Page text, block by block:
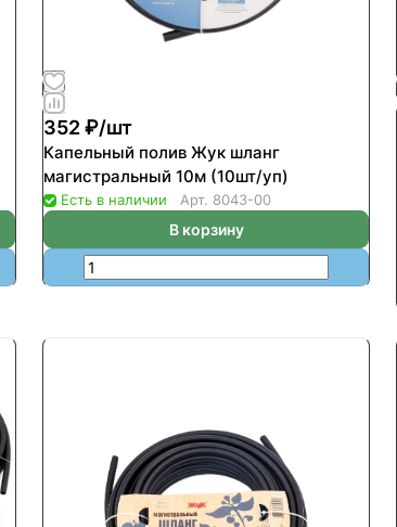
352 ₽/шт
Капельный полив Жук шланг
магистральный 10м (10шт/уп)
Есть в наличии Арт. 8043-00
В корзину